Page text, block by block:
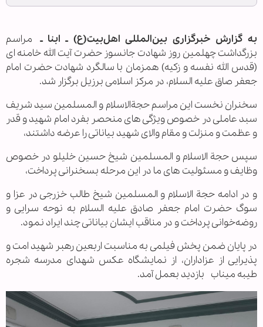
به گزارش خبرگزاری بین‌المللی اهل‌بیت(ع) ـ ابنا ـ مراسم
بزرگداشت چهلمین روز شهادت جانسوز حضرت آیت الله خامنه ای
(قدس الله نفسه و زکیه) همزمان با سالگرد شهادت حضرت امام
جعفر صاق علیه السلام، در مرکز اسلامی برزیل برگزار شد.
سخنران نخست این مراسم حجةالاسلام و المسلمین سید شریف
سبد عاملی در خصوص ویژگی های منحصر بفرد امام شهید و قدر
و عظمت و منزلت و مقام والای شهید بیاناتی را عرضه داشتند،
سپس حجة الاسلام و المسلمین شیخ حسین خلیلو در خصوص
وظایف و مسئولیت های ما در این مرحله بسخنرانی پرداخت،
و در ادامه حجة الاسلام و المسلمین شیخ طالب خزرجی در عزا و
سوگ حضرت امام جعفر صادق علیه السلام به نوحه سرایی و
روضه‌خوانی پرداخت و در مناقب ایشان بیاناتی چند ایراد نمود.
در پایان ضمن پخش فیلمی به مناسبت اربعین رهبر شهید امت و
پذیرایی از عزاداران، از نمایشگاه عکس شهدای مدرسه شجره
طیبه میناب بازدید بعمل آمد.